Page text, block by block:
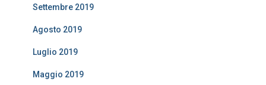
Settembre 2019
Agosto 2019
Luglio 2019
Maggio 2019